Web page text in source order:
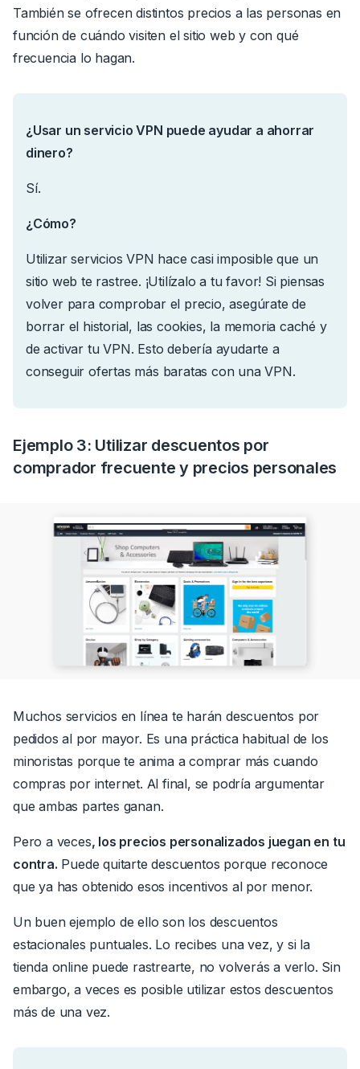
También se ofrecen distintos precios a las personas en
función de cuándo visiten el sitio web y con qué
frecuencia lo hagan.
¿Usar un servicio VPN puede ayudar a ahorrar
dinero?
Sí.
¿Cómo?
Utilizar servicios VPN hace casi imposible que un
sitio web te rastree. ¡Utilízalo a tu favor! Si piensas
volver para comprobar el precio, asegúrate de
borrar el historial, las cookies, la memoria caché y
de activar tu VPN. Esto debería ayudarte a
conseguir ofertas más baratas con una VPN.
Ejemplo 3: Utilizar descuentos por
comprador frecuente y precios personales
Muchos servicios en línea te harán descuentos por
pedidos al por mayor. Es una práctica habitual de los
minoristas porque te anima a comprar más cuando
compras por internet. Al final, se podría argumentar
que ambas partes ganan.
Pero a veces, los precios personalizados juegan en tu
contra. Puede quitarte descuentos porque reconoce
que ya has obtenido esos incentivos al por menor.
Un buen ejemplo de ello son los descuentos
estacionales puntuales. Lo recibes una vez, y si la
tienda online puede rastrearte, no volverás a verlo. Sin
embargo, a veces es posible utilizar estos descuentos
más de una vez.